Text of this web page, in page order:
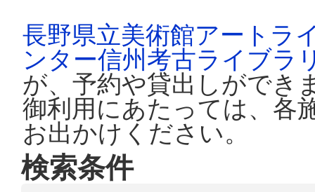
長野県立美術館アートラ
ンター信州考古ライブラ
が、予約や貸出しができ
御利用にあたっては、各
お出かけください。
検索条件